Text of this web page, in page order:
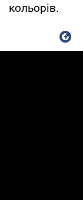
кольорів.